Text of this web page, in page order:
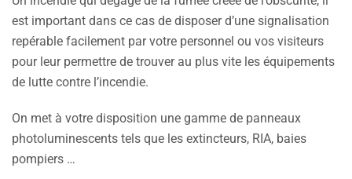
est important dans ce cas de disposer d’une signalisation
repérable facilement par votre personnel ou vos visiteurs
pour leur permettre de trouver au plus vite les équipements
de lutte contre l’incendie.
On met à votre disposition une gamme de panneaux
photoluminescents tels que les extincteurs, RIA, baies
pompiers …